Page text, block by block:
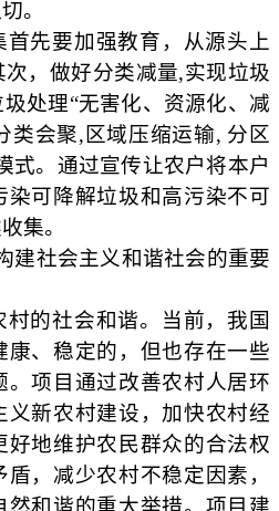
。
先要加强教育，从源头上
，做好分类减量,实现垃圾
处理“无害化、资源化、减
类会聚,区域压缩运输, 分区
式。通过宣传让农户将本户
染可降解垃圾和高污染不可
集。
建社会主义和谐社会的重要
的社会和谐。当前，我国
、稳定的，但也存在一些
。项目通过改善农村人居环
新农村建设，加快农村经
好地维护农民群众的合法权
，减少农村不稳定因素，
和谐的重大举措。项目建